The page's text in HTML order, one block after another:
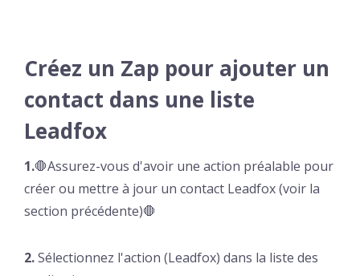
Créez un Zap pour ajouter un
contact dans une liste
Leadfox
1.🛑Assurez-vous d'avoir une action préalable pour
créer ou mettre à jour un contact Leadfox (voir la
section précédente)🛑
2.Sélectionnez l'action (Leadfox) dans la liste des